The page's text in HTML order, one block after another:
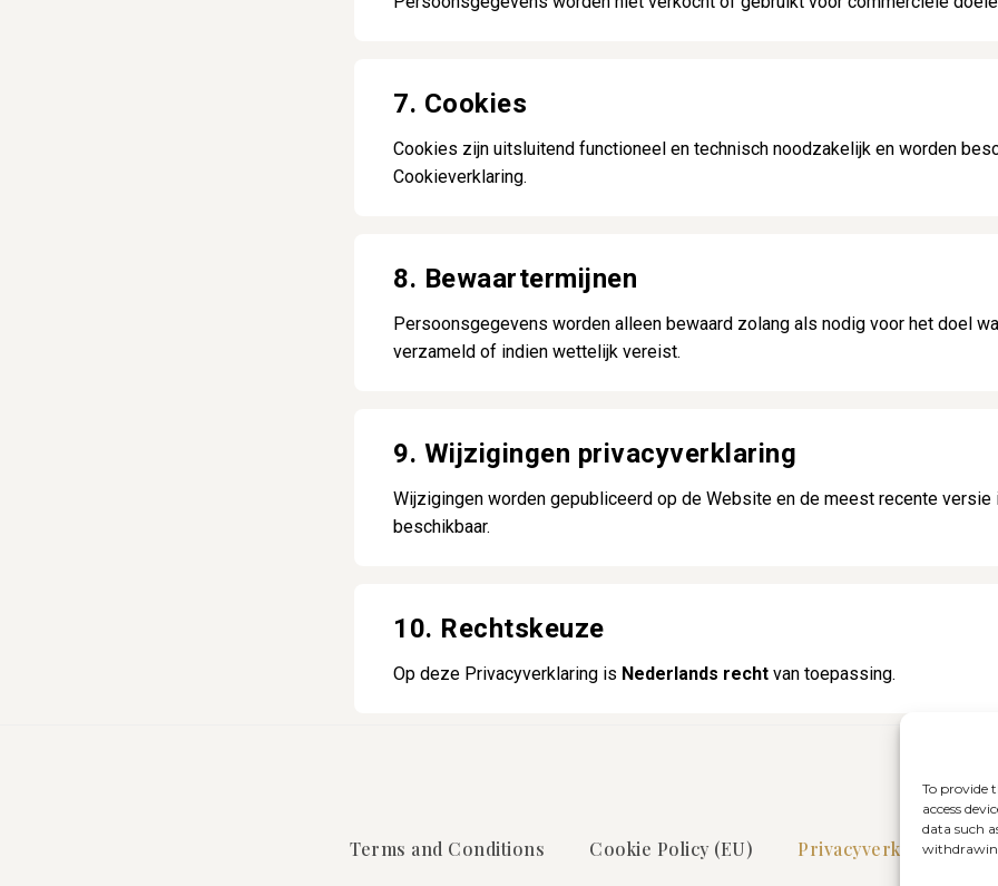
To provide
access
data such
7. Cookies
Cookies zijn uitsluitend functioneel en technisch noodzakelijk en worden
Cookieverklaring.
8. Bewaartermijnen
Persoonsgegevens worden alleen bewaard zolang als nodig voor het doel
verzameld of indien wettelijk vereist.
9. Wijzigingen privacyverklaring
Wijzigingen worden gepubliceerd op de Website en de meest recente versie
beschikbaar.
10. Rechtskeuze
Op deze Privacyverklaring is Nederlands recht van toepassing.
Terms and Conditions Cookie Policy (EU) Privacyverklaring